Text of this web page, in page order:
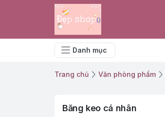
Danh mục
Trang chủ Văn phòng phẩm
Băng keo cá nhân